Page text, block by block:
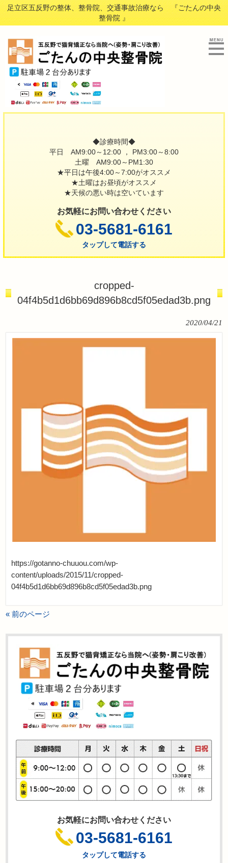
足立区五反野の整体、整骨院、交通事故治療なら 『ごたんの中央
整骨院 』
◆診療時間◆
平日 AM9:00～12:00 ， PM3:00～8:00
土曜 AM9:00～PM1:30
★平日は午後4:00～7:00がオススメ
★土曜はお昼頃がオススメ
★天候の悪い時は空いています
お気軽にお問い合わせください
03-5681-6161
タップして電話する
cropped-
04f4b5d1d6bb69d896b8cd5f05edad3b.png
2020/04/21
https://gotanno-chuuou.com/wp-
content/uploads/2015/11/cropped-
04f4b5d1d6bb69d896b8cd5f05edad3b.png
« 前のページ
お気軽にお問い合わせください
03-5681-6161
タップして電話する